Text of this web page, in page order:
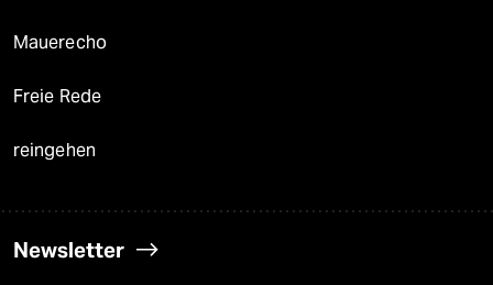
Mauerecho
Freie Rede
reingehen
Newsletter